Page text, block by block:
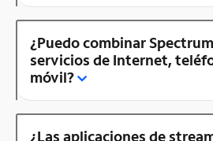
¿Puedo combinar
servicios de Internet,
móvil?
¿Las aplicaciones de